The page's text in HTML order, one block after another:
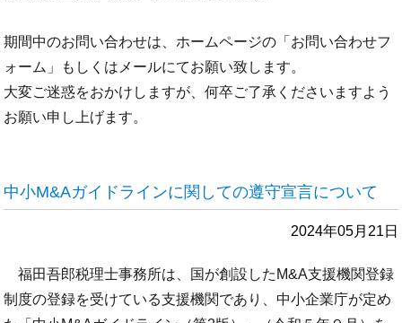
期間中のお問い合わせは、ホームページの「お問い合わせフ
ォーム」もしくはメールにてお願い致します。
大変ご迷惑をおかけしますが、何卒ご了承くださいますよう
お願い申し上げます。
中小M&Aガイドラインに関しての遵守宣言について
2024年05月21日
福田吾郎税理士事務所は、国が創設したM&A支援機関登録
制度の登録を受けている支援機関であり、中小企業庁が定め